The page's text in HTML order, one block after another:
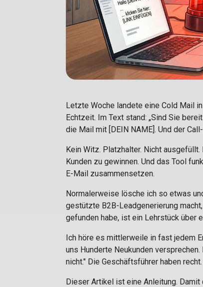
Letzte Woche landete eine Cold Mail
Echtzeit. Im Text stand: „Sind Sie
die Mail mit [DEIN NAME]. Und der
Kein Witz. Platzhalter. Nicht
Kunden zu gewinnen. Und das Tool
E-Mail zusammensetzen.
Normalerweise lösche ich so etwas
gestützte B2B-Leadgenerierung
gefunden habe, ist ein Lehrstück über
Ich höre es mittlerweile in fast jedem
uns Hunderte Neukunden
nicht." Die Geschäftsführer haben
Dieser Artikel ist eine Anleitung. Damit